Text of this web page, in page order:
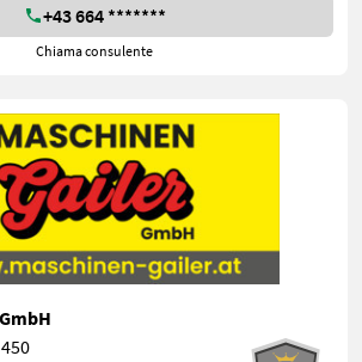
+43 664 *******
Chiama consulente